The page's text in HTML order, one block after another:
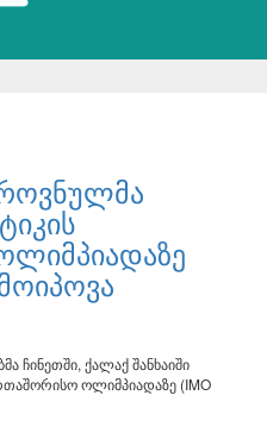
ჩინეთში, ქალაქ შანხაიში
ოლიმპიადაზე (IMO